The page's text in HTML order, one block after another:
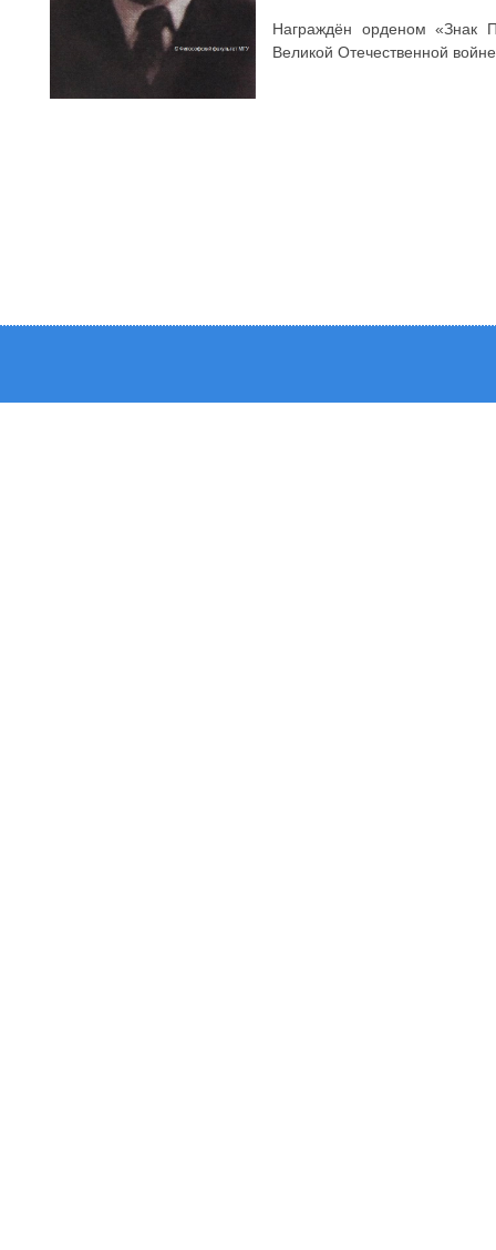
Награждён орденом «Знак
Великой Отечественной